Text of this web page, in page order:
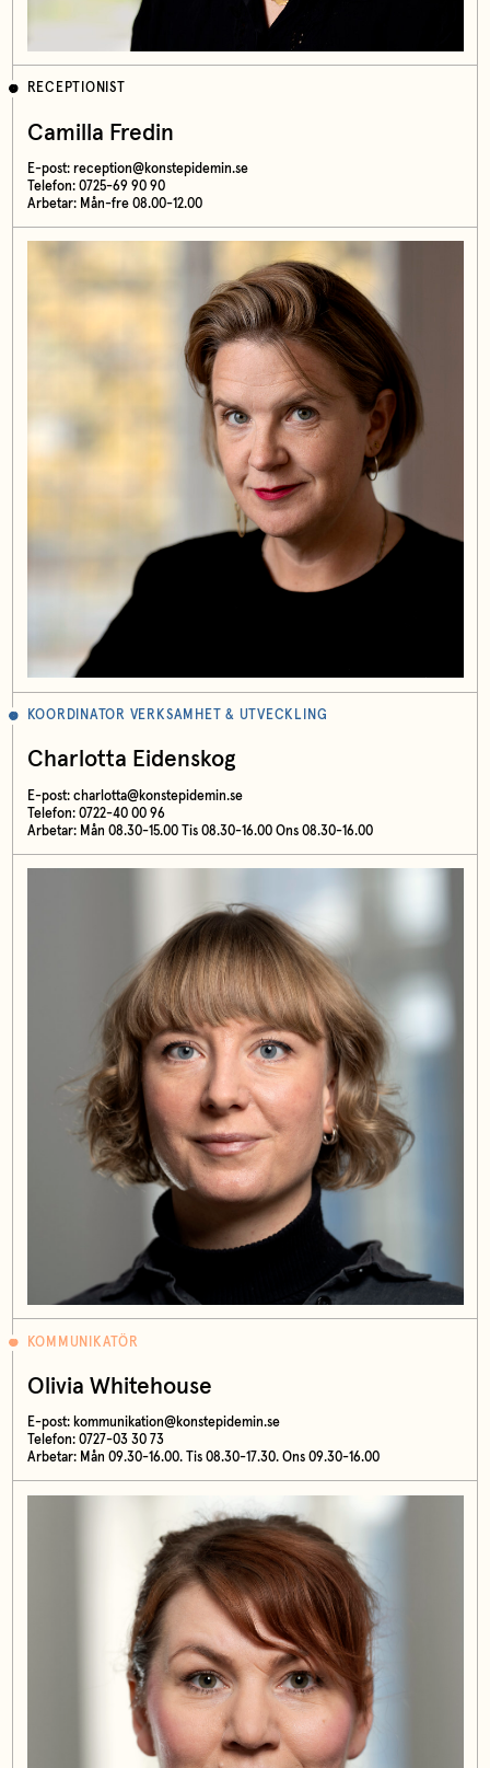
RECEPTIONIST
Camilla Fredin
E-post: reception@konstepidemin.se
Telefon: 0725-69 90 90
Arbetar: Mån-fre 08.00-12.00
KOORDINATOR VERKSAMHET & UTVECKLING
Charlotta Eidenskog
E-post: charlotta@konstepidemin.se
Telefon: 0722-40 00 96
Arbetar: Mån 08.30-15.00 Tis 08.30-16.00 Ons 08.30-16.00
KOMMUNIKATÖR
Olivia Whitehouse
E-post: kommunikation@konstepidemin.se
Telefon: 0727-03 30 73
Arbetar: Mån 09.30-16.00. Tis 08.30-17.30. Ons 09.30-16.00